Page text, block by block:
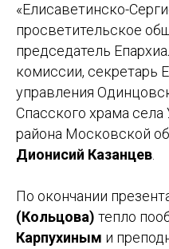
«Елисаветинско-
просветительское
председатель
комиссии, секретарь
управления
Спасского храма
района Московской
Дионисий Казанцев
По окончании
(Кольцова) тепло
Карпухиным и